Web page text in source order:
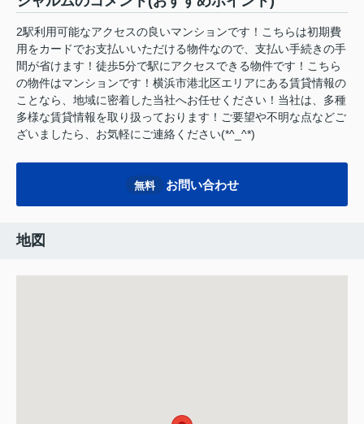
2駅利用可能なアクセスの良いマンションです！こちらは初期費
用をカードでお支払いいただける物件なので、支払い手続きの手
間が省けます！徒歩5分で駅にアクセスできる物件です！こちら
の物件はマンションです！横浜市港北区エリアにある賃貸情報の
ことなら、地域に密着した当社へお任せください！当社は、多種
多様な賃貸情報を取り扱っております！ご要望や不明な点などご
ざいましたら、お気軽にご連絡ください(*^_^*)
無料 お問い合わせ
地図